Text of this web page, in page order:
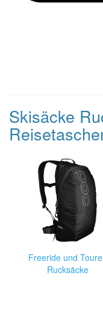
Skisäcke
Freeride und
Rucksäcke